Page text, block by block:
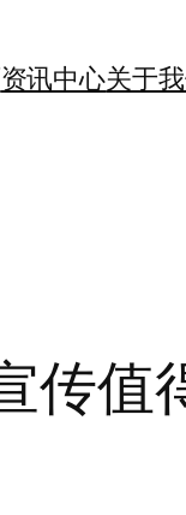
资讯中心关于
传值